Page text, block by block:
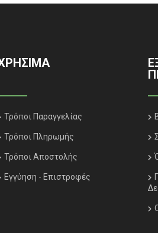
Τρόποι Παραγγελίας
Τρόποι Πληρωμής
Τρόποι Αποστολής
Εγγύηση - Επιστροφές